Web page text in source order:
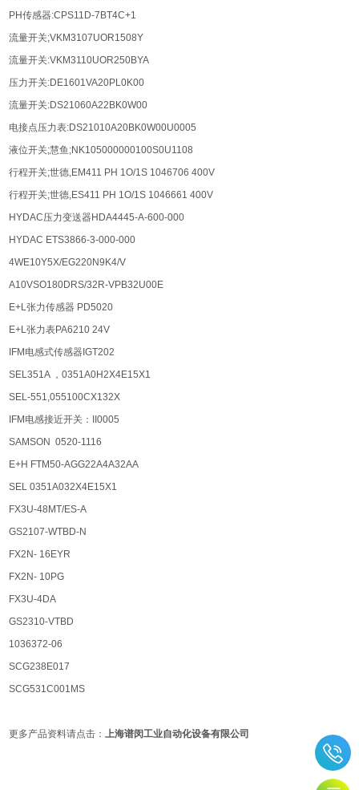
PH传感器:CPS11D-7BT4C+1
流量开关;VKM3107UOR1508Y
流量开关:VKM3110UOR250BYA
压力开关:DE1601VA20PL0K00
流量开关:DS21060A22BK0W00
电接点压力表:DS21010A20BK0W00U0005
液位开关;慧鱼;NK105000000100S0U1108
行程开关;世德,EM411 PH 1O/1S 1046706 400V
行程开关;世德,ES411 PH 1O/1S 1046661 400V
HYDAC压力变送器HDA4445-A-600-000
HYDAC ETS3866-3-000-000
4WE10Y5X/EG220N9K4/V
A10VSO180DRS/32R-VPB32U00E
E+L张力传感器 PD5020
E+L张力表PA6210 24V
IFM电感式传感器IGT202
SEL351A ，0351A0H2X4E15X1
SEL-551,055100CX132X
IFM电感接近开关：II0005
SAMSON 0520-1116
E+H FTM50-AGG22A4A32AA
SEL 0351A032X4E15X1
FX3U-48MT/ES-A
GS2107-WTBD-N
FX2N- 16EYR
FX2N- 10PG
FX3U-4DA
GS2310-VTBD
1036372-06
SCG238E017
SCG531C001MS
更多产品资料请点击：上海谱闵工业自动化设备有限公司